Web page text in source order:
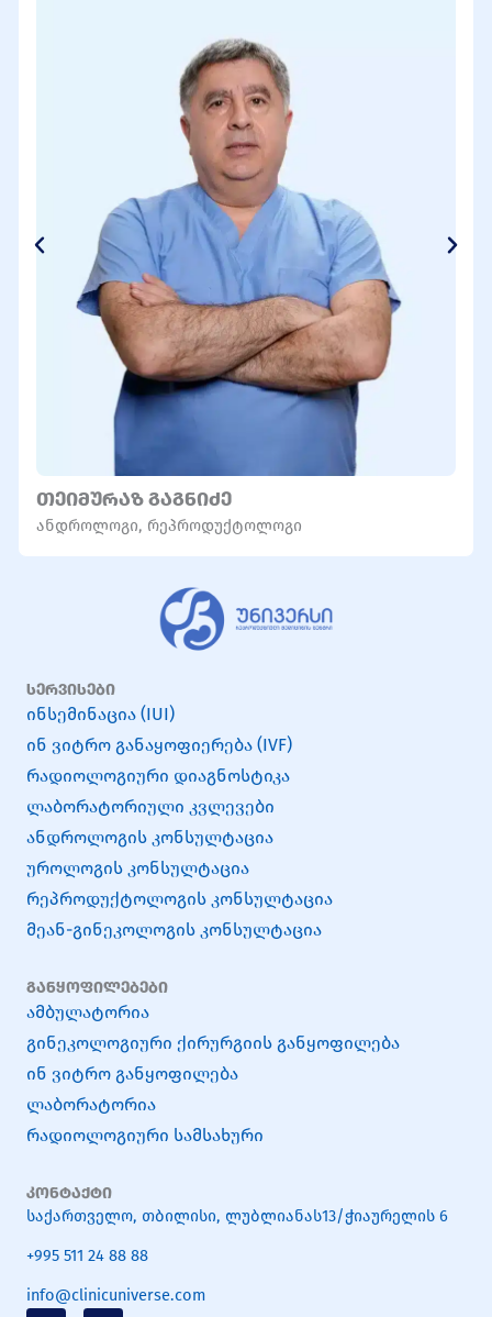
ᲗᲔᲘᲛᲣᲠᲐᲖ ᲒᲐᲒᲜᲘᲫᲔ
ანდროლოგი, რეპროდუქტოლოგი
სერვისები
ინსემინაცია (IUI)
ინ ვიტრო განაყოფიერება (IVF)
რადიოლოგიური დიაგნოსტიკა
ლაბორატორიული კვლევები
ანდროლოგის კონსულტაცია
უროლოგის კონსულტაცია
რეპროდუქტოლოგის კონსულტაცია
მეან-გინეკოლოგის კონსულტაცია
განყოფილებები
ამბულატორია
გინეკოლოგიური ქირურგიის განყოფილება
ინ ვიტრო განყოფილება
ლაბორატორია
რადიოლოგიური სამსახური
კონტაქტი
საქართველო, თბილისი, ლუბლიანას13/ჭიაურელის 6
+995 511 24 88 88
info@clinicuniverse.com